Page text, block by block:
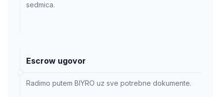
sedmica.
Escrow ugovor
Radimo putem BIYRO uz sve potrebne dokumente.